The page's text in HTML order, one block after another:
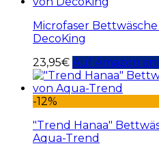
Microfaser
DecoKing
23,95€ Auf Amazon
-12%
"Trend Hanaa"
Aqua-Trend